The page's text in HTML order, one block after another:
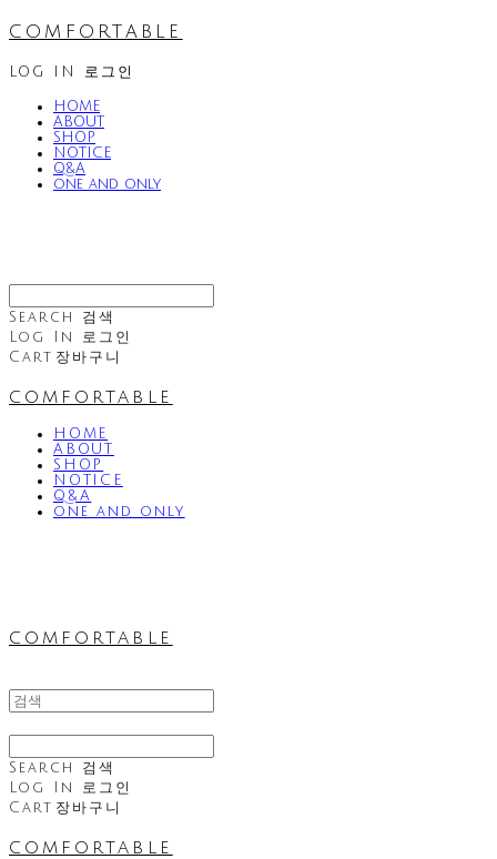
comfortable
LOG IN 로그인
HOME
ABOUT
SHOP
NOTICE
Q&A
one and only
Search
검색
Log In
로그인
Cart 장바구니
comfortable
HOME
ABOUT
SHOP
NOTICE
Q&A
one and only
comfortable
Search
검색
Log In
로그인
Cart 장바구니
comfortable